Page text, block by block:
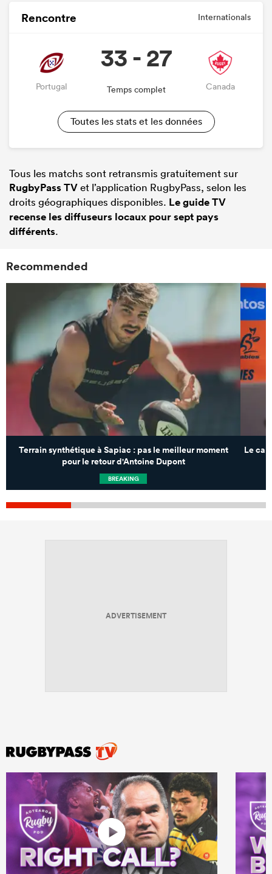
Rencontre Internationals
Portugal
33 - 27
Temps complet Canada
Toutes les stats et les données
Tous les matchs sont retransmis gratuitement sur
RugbyPass TVet l’application RugbyPass, selon les
droits géographiques disponibles. Le guide TV
recense les diffuseurs locaux pour sept pays
différents.
Recommended
Terrain synthétique à Sapiac : pas le meilleur moment
pour le retour d'Antoine Dupont
BREAKING
Le
ADVERTISEMENT